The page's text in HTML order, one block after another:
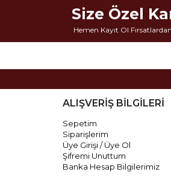
Size Özel
Hemen Kayıt Ol
ALIŞVERİŞ BİLGİLERİ
Sepetim
Siparişlerim
Üye Girişi / Üye Ol
Şifremi Unuttum
Banka Hesap Bilgilerimiz